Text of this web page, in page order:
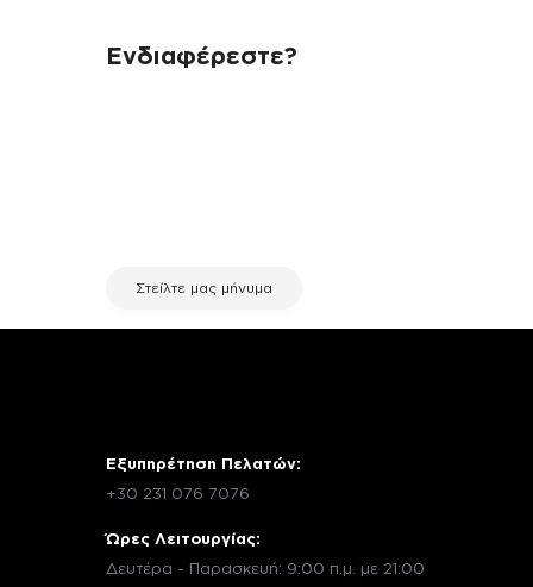
Ενδιαφέρεστε?
Στείλτε μας μήνυμα
Εξυπηρέτηση Πελατών:
+30 231 076 7076
Ώρες Λειτουργίας:
Δευτέρα - Παρασκευή: 9:00 π.μ. με 21:00